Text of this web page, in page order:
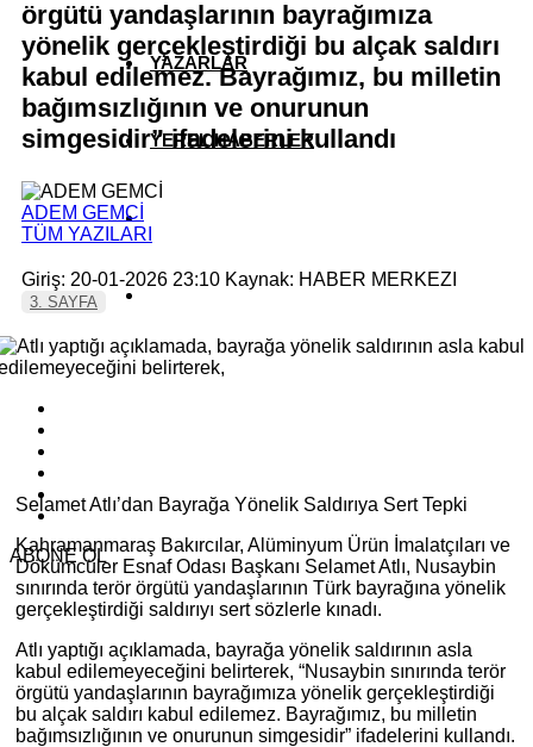
YAZARLAR
YEREL HABERLER
örgütü yandaşlarının bayrağımıza
yönelik gerçekleştirdiği bu alçak saldırı
kabul edilemez. Bayrağımız, bu milletin
bağımsızlığının ve onurunun
simgesidir” ifadelerini kullandı
ADEM GEMCİ
TÜM YAZILARI
Giriş: 20-01-2026 23:10 Kaynak: HABER MERKEZI
3. SAYFA
ABONE OL
Selamet Atlı’dan Bayrağa Yönelik Saldırıya Sert Tepki
Kahramanmaraş Bakırcılar, Alüminyum Ürün İmalatçıları ve
Dökümcüler Esnaf Odası Başkanı Selamet Atlı, Nusaybin
sınırında terör örgütü yandaşlarının Türk bayrağına yönelik
gerçekleştirdiği saldırıyı sert sözlerle kınadı.
Atlı yaptığı açıklamada, bayrağa yönelik saldırının asla
kabul edilemeyeceğini belirterek, “Nusaybin sınırında terör
örgütü yandaşlarının bayrağımıza yönelik gerçekleştirdiği
bu alçak saldırı kabul edilemez. Bayrağımız, bu milletin
bağımsızlığının ve onurunun simgesidir” ifadelerini kullandı.